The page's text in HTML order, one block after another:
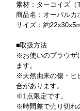
素材：ターコイズ（
商品名：オーバルカ
サイズ：約
■取扱方法
※お使いのブラウザ
ます。
※天然由来の傷・ヒ
合があります。
※1点限定です。
※時間差で売り切れ